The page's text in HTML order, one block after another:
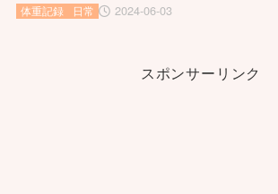
2024-06-03
体重記録 日常
スポンサーリンク